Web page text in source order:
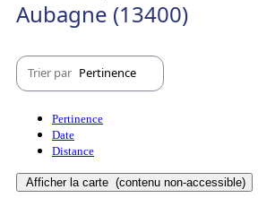
Aubagne (13400)
Trier par Pertinence
Pertinence
Date
Distance
Afficher la carte (contenu non-accessible)